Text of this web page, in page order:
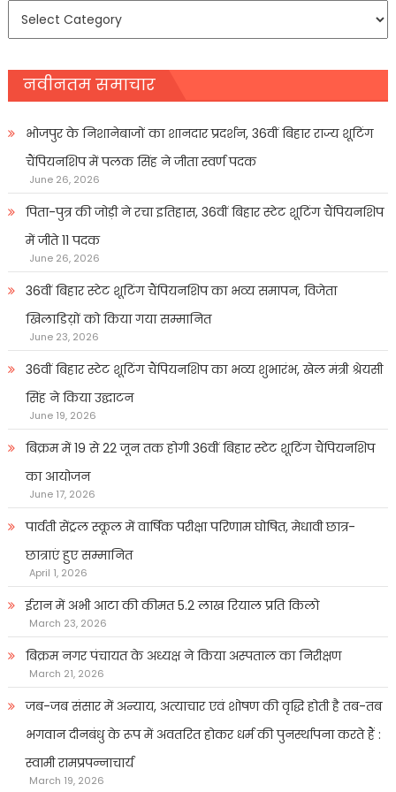
समाचार
नवीनतम समाचार
भोजपुर के निशानेबाजों का शानदार प्रदर्शन, 36वीं बिहार राज्य शूटिंग
चैंपियनशिप में पलक सिंह ने जीता स्वर्ण पदक
June 26, 2026
पिता-पुत्र की जोड़ी ने रचा इतिहास, 36वीं बिहार स्टेट शूटिंग चैंपियनशिप
में जीते 11 पदक
June 26, 2026
36वीं बिहार स्टेट शूटिंग चैंपियनशिप का भव्य समापन, विजेता
खिलाडिय़ों को किया गया सम्मानित
June 23, 2026
36वीं बिहार स्टेट शूटिंग चैंपियनशिप का भव्य शुभारंभ, खेल मंत्री श्रेयसी
सिंह ने किया उद्घाटन
June 19, 2026
बिक्रम में 19 से 22 जून तक होगी 36वीं बिहार स्टेट शूटिंग चैंपियनशिप
का आयोजन
June 17, 2026
पार्वती सेंट्रल स्कूल में वार्षिक परीक्षा परिणाम घोषित, मेधावी छात्र-
छात्राएं हुए सम्मानित
April 1, 2026
ईरान में अभी आटा की कीमत 5.2 लाख रियाल प्रति किलो
March 23, 2026
बिक्रम नगर पंचायत के अध्यक्ष ने किया अस्पताल का निरीक्षण
March 21, 2026
जब-जब संसार में अन्याय, अत्याचार एवं शोषण की वृद्धि होती है तब-तब
भगवान दीनबंधु के रूप में अवतरित होकर धर्म की पुनर्स्थापना करते हैं :
स्वामी रामप्रपन्नाचार्य
March 19, 2026